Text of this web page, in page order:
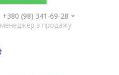
+380 (98) 341-69-28
менеджер з продажу